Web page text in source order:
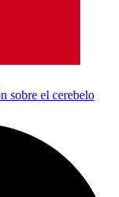
sobre el cerebelo